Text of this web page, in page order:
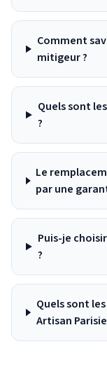
Comment
mitigeur ?
Quels sont
?
Le
par une
Puis-je
?
Quels sont
Artisan